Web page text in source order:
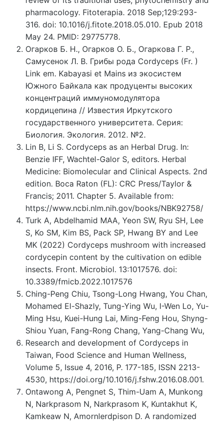
pharmacology. Fitoterapia. 2018 Sep;129:293-
316. doi: 10.1016/j.fitote.2018.05.010. Epub 2018
May 24. PMID: 29775778.
Огарков Б. Н., Огарков О. Б., Огаркова Г. Р.,
Самусенок Л. В. Грибы рода Cordyceps (Fr. )
Link em. Kabayasi et Mains из экосистем
Южного Байкала как продуценты высоких
концентраций иммуномодулятора
кордицепина // Известия Иркутского
государственного университета. Серия:
Биология. Экология. 2012. №2.
Lin B, Li S. Cordyceps as an Herbal Drug. In:
Benzie IFF, Wachtel-Galor S, editors. Herbal
Medicine: Biomolecular and Clinical Aspects. 2nd
edition. Boca Raton (FL): CRC Press/Taylor &
Francis; 2011. Chapter 5. Available from:
https://www.ncbi.nlm.nih.gov/books/NBK92758/
Turk A, Abdelhamid MAA, Yeon SW, Ryu SH, Lee
S, Ko SM, Kim BS, Pack SP, Hwang BY and Lee
MK (2022) Cordyceps mushroom with increased
cordycepin content by the cultivation on edible
insects. Front. Microbiol. 13:1017576. doi:
10.3389/fmicb.2022.1017576
Ching-Peng Chiu, Tsong-Long Hwang, You Chan,
Mohamed El-Shazly, Tung-Ying Wu, I-Wen Lo, Yu-
Ming Hsu, Kuei-Hung Lai, Ming-Feng Hou, Shyng-
Shiou Yuan, Fang-Rong Chang, Yang-Chang Wu,
Research and development of Cordyceps in
Taiwan, Food Science and Human Wellness,
Volume 5, Issue 4, 2016, P. 177-185, ISSN 2213-
4530, https://doi.org/10.1016/j.fshw.2016.08.001.
Ontawong A, Pengnet S, Thim-Uam A, Munkong
N, Narkprasom N, Narkprasom K, Kuntakhut K,
Kamkeaw N, Amornlerdpison D. A randomized